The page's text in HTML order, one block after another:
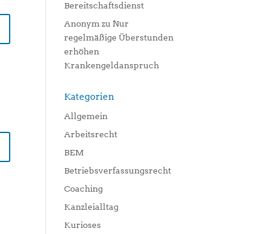
Bereitschaftsdienst
Anonym zu Nur
regelmäßige Überstunden
erhöhen
Krankengeldanspruch
Kategorien
Allgemein
Arbeitsrecht
BEM
Betriebsverfassungsrecht
Coaching
Kanzleialltag
Kurioses